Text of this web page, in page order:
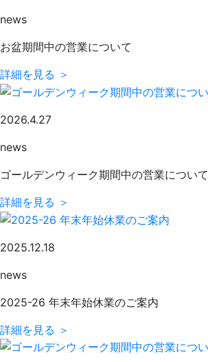
news
お盆期間中の営業について
詳細を見る ＞
2026.4.27
news
ゴールデンウィーク期間中の営業について
詳細を見る ＞
2025.12.18
news
2025-26 年末年始休業のご案内
詳細を見る ＞